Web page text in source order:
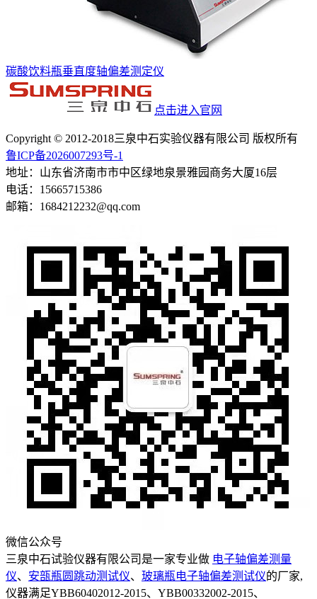
碳酸饮料瓶垂直度轴偏差测定仪
点击进入官网
Copyright © 2012-2018三泉中石实验仪器有限公司 版权所有
鲁ICP备2026007293号-1
地址：山东省济南市市中区绿地泉景雅园商务大厦16层
电话：15665715386
邮箱：1684212232@qq.com
微信公众号
三泉中石试验仪器有限公司是一家专业做 电子轴偏差测量
仪、 安瓿瓶圆跳动测试仪、 玻璃瓶电子轴偏差测试仪的厂家,
仪器满足YBB60402012-2015、YBB00332002-2015、